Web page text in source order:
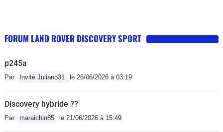
FORUM LAND ROVER DISCOVERY SPORT
p245a
Par Invité Juliano31 le 26/06/2026 à 03:19
Discovery hybride ??
Par maraichin85 le 21/06/2026 à 15:49